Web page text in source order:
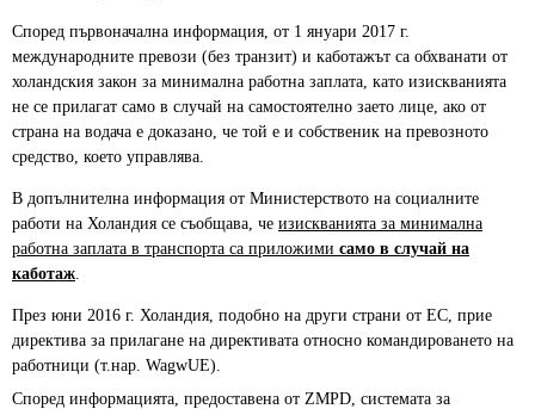
Според първоначална информация, от 1 януари 2017 г.
международните превози (без транзит) и каботажът са обхванати от
холандския закон за минимална работна заплата, като изискванията
не се прилагат само в случай на самостоятелно заето лице, ако от
страна на водача е доказано, че той е и собственик на превозното
средство, което управлява.
В допълнителна информация от Министерството на социалните
работи на Холандия се съобщава, че изискванията за минимална
работна заплата в транспорта са приложими само в случай на
каботаж.
През юни 2016 г. Холандия, подобно на други страни от ЕС, прие
директива за прилагане на директивата относно командироването на
работници (т.нар. WagwUE).
Според информацията, предоставена от ZMPD, системата за